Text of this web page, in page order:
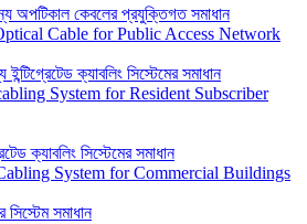
অপটিকাল কেবলের প্রযুক্তিগত সমাধান
ক্যাবলিং সিস্টেমের সমাধান
ক্যাবলিং সিস্টেমের সমাধান
সিস্টেম সমাধান